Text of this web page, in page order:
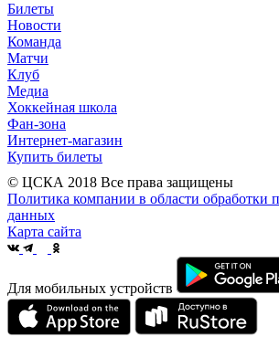
Билеты
Новости
Команда
Матчи
Клуб
Медиа
Хоккейная школа
Фан-зона
Интернет-магазин
Купить билеты
© ЦСКА 2018 Все права защищены
Политика компании в области обработки
данных
Карта сайта
Для мобильных устройств